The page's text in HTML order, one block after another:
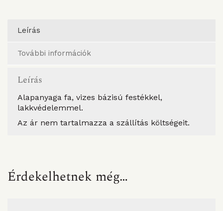
Leírás
További információk
Leírás
Alapanyaga fa, vizes bázisú festékkel,
lakkvédelemmel.
Az ár nem tartalmazza a szállítás költségeit.
Érdekelhetnek még…